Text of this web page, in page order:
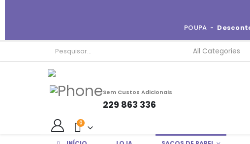
POUPA -
Sem Custos Adicionais
229 863 336
0